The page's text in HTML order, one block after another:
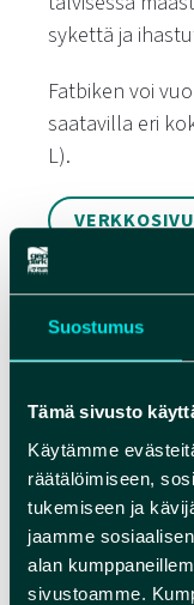
Suostumus
Tämä sivusto
Käytämme
räätälöimiseen,
tukemiseen ja
jaamme
alan
sivustoamme.
sykettä ja
Fatbiken voi
saatavilla eri
L).